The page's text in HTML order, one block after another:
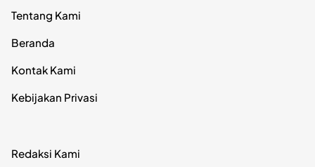
Tentang Kami
Beranda
Kontak Kami
Kebijakan Privasi
Redaksi Kami